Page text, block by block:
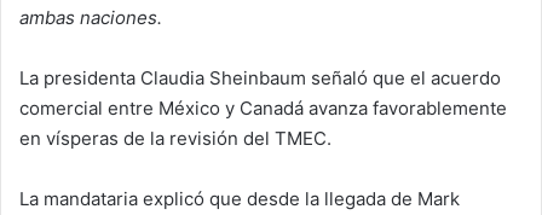
ambas naciones.
La presidenta Claudia Sheinbaum señaló que el acuerdo
comercial entre México y Canadá avanza favorablemente
en vísperas de la revisión del TMEC.
La mandataria explicó que desde la llegada de Mark